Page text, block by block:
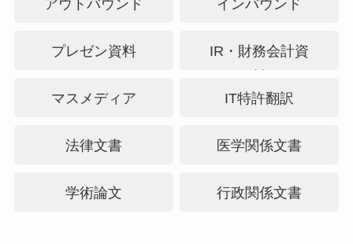
アウトバウンド インバウンド
プレゼン資料
IR・財務会計資
マスメディア
IT特許翻訳
法律文書 医学関係文書
学術論文 行政関係文書